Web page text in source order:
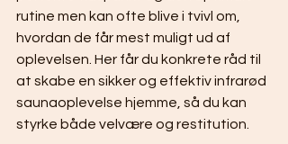
rutine men kan ofte blive i tvivl om,
hvordan de får mest muligt ud af
oplevelsen. Her får du konkrete råd til
at skabe en sikker og effektiv infrarød
saunaoplevelse hjemme, så du kan
styrke både velvære og restitution.